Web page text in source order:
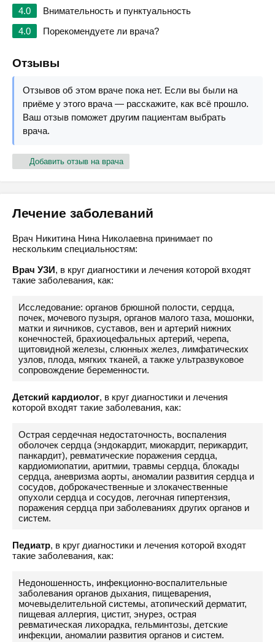
4.0
Внимательность и пунктуальность
4.0
Порекомендуете ли врача?
Отзывы
Отзывов об этом враче пока нет. Если вы были на
приёме у этого врача — расскажите, как всё прошло.
Ваш отзыв поможет другим пациентам выбрать
врача.
Добавить отзыв на врача
Лечение заболеваний
Врач Никитина Нина Николаевна принимает по
нескольким специальностям:
Врач УЗИ, в круг диагностики и лечения которой входят
такие заболевания, как:
Исследование: органов брюшной полости, сердца,
почек, мочевого пузыря, органов малого таза, мошонки,
матки и яичников, суставов, вен и артерий нижних
конечностей, брахиоцефальных артерий, черепа,
щитовидной железы, слюнных желез, лимфатических
узлов, плода, мягких тканей, а также ультразвуковое
сопровождение беременности.
Детский кардиолог, в круг диагностики и лечения
которой входят такие заболевания, как:
Острая сердечная недостаточность, воспаления
оболочек сердца (эндокардит, миокардит, перикардит,
панкардит), ревматические поражения сердца,
кардиомиопатии, аритмии, травмы сердца, блокады
сердца, аневризма аорты, аномалии развития сердца и
сосудов, доброкачественные и злокачественные
опухоли сердца и сосудов, легочная гипертензия,
поражения сердца при заболеваниях других органов и
систем.
Педиатр, в круг диагностики и лечения которой входят
такие заболевания, как:
Недоношенность, инфекционно-воспалительные
заболевания органов дыхания, пищеварения,
мочевыделительной системы, атопический дерматит,
пищевая аллергия, цистит, энурез, острая
ревматическая лихорадка, гельминтозы, детские
инфекции, аномалии развития органов и систем.